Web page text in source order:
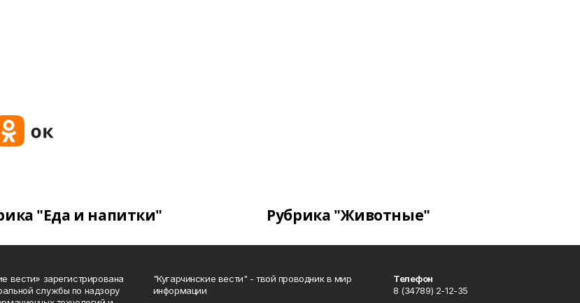
"Еда и напитки" Рубрика "Животные"
вести» зарегистрирована
службы по надзору
"Кугарчинские вести" - твой проводник в мир
информации
Телефон
8 (34789) 2-12-35